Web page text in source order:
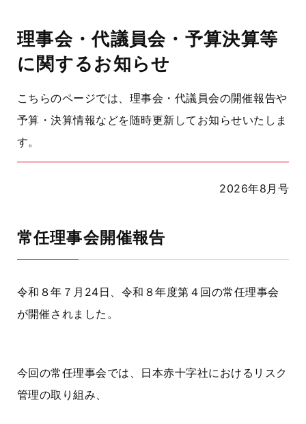
理事会・代議員会・予算決算等
に関するお知らせ
こちらのページでは、理事会・代議員会の開催報告や
予算・決算情報などを随時更新してお知らせいたしま
す。
2026年8月号
常任理事会開催報告
令和８年７月24日、令和８年度第４回の常任理事会
が開催されました。
今回の常任理事会では、日本赤十字社におけるリスク
管理の取り組み、